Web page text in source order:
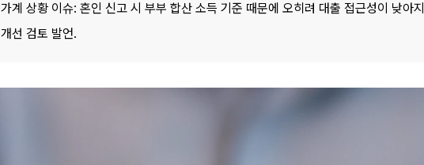
가계 상황 이슈: 혼인 신고 시 부부 합산 소득 기준 때문에 오히려 대출 접근성이 낮아
개선 검토 발언.